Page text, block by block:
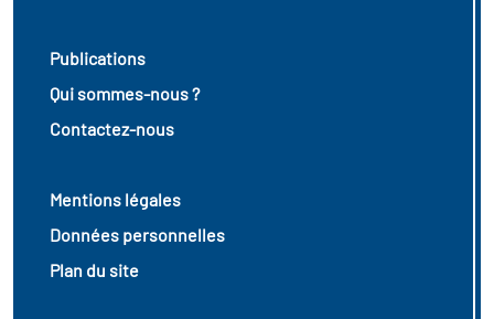
Publications
Qui sommes-nous ?
Contactez-nous
Mentions légales
Données personnelles
Plan du site